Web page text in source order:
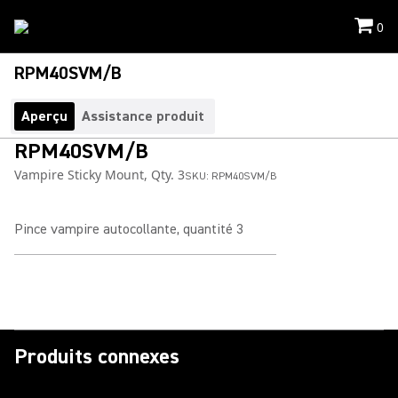
0
RPM40SVM/B
Aperçu Assistance produit
RPM40SVM/B
Vampire Sticky Mount, Qty. 3SKU: RPM40SVM/B
Pince vampire autocollante, quantité 3
Produits connexes